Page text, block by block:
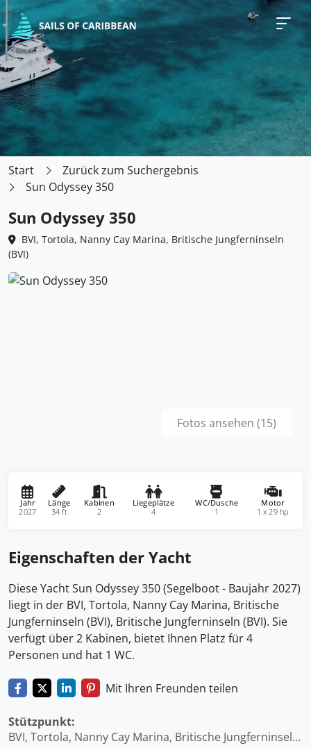
Start
Zurück zum Suchergebnis
Sun Odyssey 350
Sun Odyssey 350
BVI, Tortola, Nanny Cay Marina, Britische Jungferninseln
(BVI)
Fotos ansehen (15)
Jahr
2027
Länge
34 ft
Kabinen
2
Liegeplätze
4
WC/Dusche
1
Motor
1 x 29 hp
Eigenschaften der Yacht
Diese Yacht Sun Odyssey 350 (Segelboot - Baujahr 2027)
liegt in der BVI, Tortola, Nanny Cay Marina, Britische
Jungferninseln (BVI), Britische Jungferninseln (BVI). Sie
verfügt über 2 Kabinen, bietet Ihnen Platz für 4
Personen und hat 1 WC.
Mit Ihren Freunden teilen
Stützpunkt:
BVI, Tortola, Nanny Cay Marina, Britische Jungferninseln